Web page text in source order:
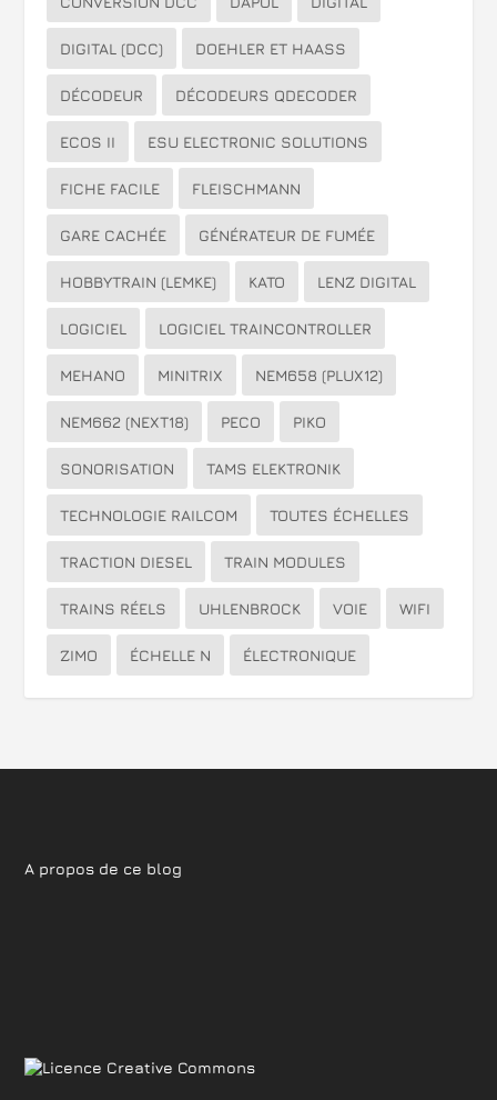
DIGITAL (DCC) DOEHLER ET HAASS
DÉCODEUR DÉCODEURS QDECODER
ECOS II ESU ELECTRONIC SOLUTIONS
FICHE FACILE FLEISCHMANN
GARE CACHÉE GÉNÉRATEUR DE FUMÉE
HOBBYTRAIN (LEMKE) KATO LENZ DIGITAL
LOGICIEL LOGICIEL TRAINCONTROLLER
MEHANO MINITRIX NEM658 (PLUX12)
NEM662 (NEXT18) PECO PIKO
SONORISATION TAMS ELEKTRONIK
TECHNOLOGIE RAILCOM TOUTES ÉCHELLES
TRACTION DIESEL TRAIN MODULES
TRAINS RÉELS UHLENBROCK VOIE WIFI
ZIMO ÉCHELLE N ÉLECTRONIQUE
A propos de ce blog